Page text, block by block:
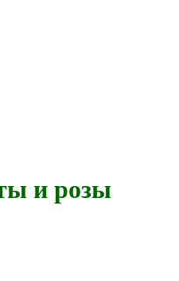
и розы